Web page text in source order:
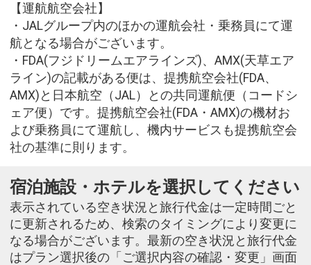
【運航航空会社】
・JALグループ内のほかの運航会社・乗務員にて運
航となる場合がございます。
・FDA(フジドリームエアラインズ)、AMX(天草エア
ライン)の記載がある便は、提携航空会社(FDA、
AMX)と日本航空（JAL）との共同運航便（コードシ
ェア便）です。提携航空会社(FDA・AMX)の機材お
よび乗務員にて運航し、機内サービスも提携航空会
社の基準に則ります。
宿泊施設・ホテルを選択してください
表示されている空き状況と旅行代金は一定時間ごと
に更新されるため、検索のタイミングにより変更に
なる場合がございます。最新の空き状況と旅行代金
はプラン選択後の「ご選択内容の確認・変更」画面